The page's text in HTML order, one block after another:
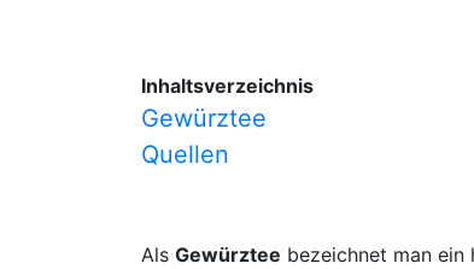
Inhaltsverzeichnis
Gewürztee
Quellen
Als Gewürztee bezeichnet man ein